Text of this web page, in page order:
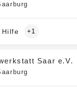
Hilfe +1
Saar e.V.